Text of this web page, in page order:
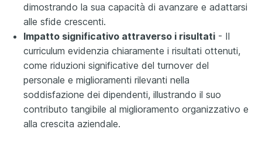
dimostrando la sua capacità di avanzare e adattarsi
alle sfide crescenti.
Impatto significativo attraverso i risultati - Il
curriculum evidenzia chiaramente i risultati ottenuti,
come riduzioni significative del turnover del
personale e miglioramenti rilevanti nella
soddisfazione dei dipendenti, illustrando il suo
contributo tangibile al miglioramento organizzativo e
alla crescita aziendale.